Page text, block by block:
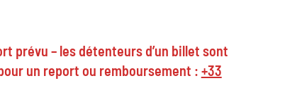
prévu – les détenteurs d’un billet sont
un report ou remboursement : +33